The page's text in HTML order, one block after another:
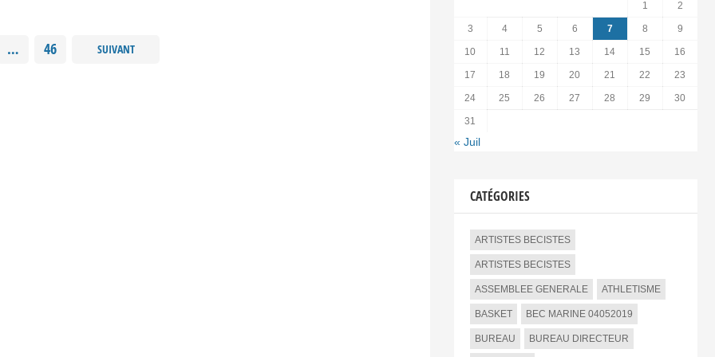
… 46 SUIVANT
1 2
3 4 5 6 7 8 9
10 11 12 13 14 15 16
17 18 19 20 21 22 23
24 25 26 27 28 29 30
31
« Juil
CATÉGORIES
ARTISTES BECISTES
ARTISTES BECISTES
ASSEMBLEE GENERALE ATHLETISME
BASKET BEC MARINE 04052019
BUREAU BUREAU DIRECTEUR